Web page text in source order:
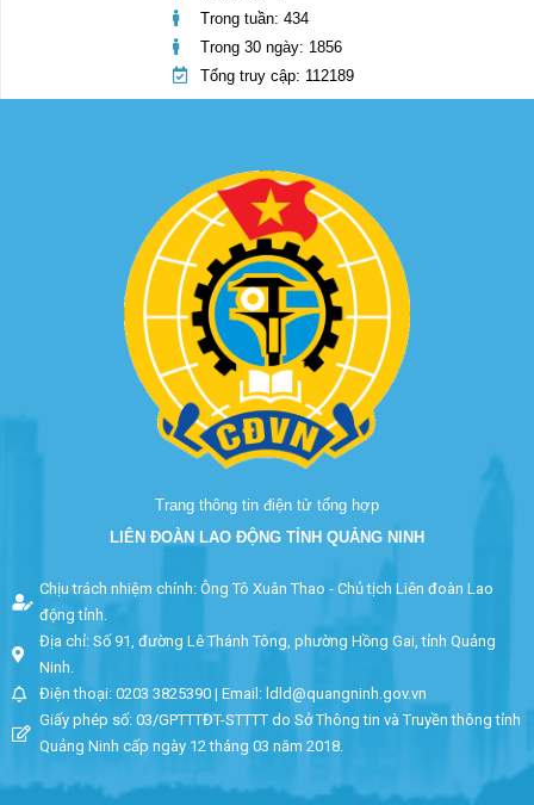
Trong tuần: 434
Trong 30 ngày: 1856
Tổng truy cập: 112189
Trang thông tin điện tử tổng hợp
LIÊN ĐOÀN LAO ĐỘNG TỈNH QUẢNG NINH
Chịu trách nhiệm chính: Ông Tô Xuân Thao - Chủ tịch Liên đoàn Lao
động tỉnh.
Địa chỉ: Số 91, đường Lê Thánh Tông, phường Hồng Gai, tỉnh Quảng
Ninh.
Điện thoại: 0203 3825390 | Email: ldld@quangninh.gov.vn
Giấy phép số: 03/GPTTTĐT-STTTT do Sở Thông tin và Truyền thông tỉnh
Quảng Ninh cấp ngày 12 tháng 03 năm 2018.